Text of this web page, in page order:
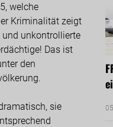
welche
Kriminalität zeigt
und unkontrollierte
Das ist
den
sie